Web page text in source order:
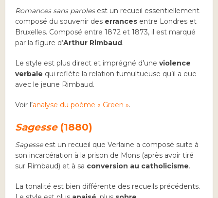
Romances sans paroles est un recueil essentiellement
composé du souvenir des errances entre Londres et
Bruxelles. Composé entre 1872 et 1873, il est marqué
par la figure d’Arthur Rimbaud.
Le style est plus direct et imprégné d’une violence
verbale qui reflète la relation tumultueuse qu’il a eue
avec le jeune Rimbaud.
Voir l’analyse du poème « Green ».
Sagesse(1880)
Sagesseest un recueil que Verlaine a composé suite à
son incarcération à la prison de Mons (après avoir tiré
sur Rimbaud) et à sa conversion au catholicisme.
La tonalité est bien différente des recueils précédents.